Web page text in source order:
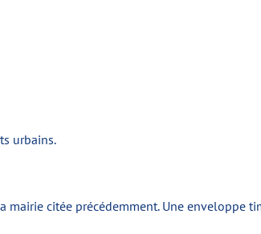
urbains.
mairie citée précédemment. Une enveloppe